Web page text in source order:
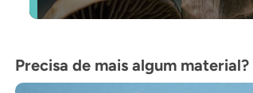
Precisa de mais algum material?